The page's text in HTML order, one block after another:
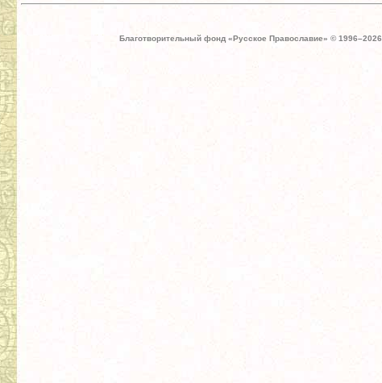
Благотворительный фонд «Русское Православие» © 1996–2026